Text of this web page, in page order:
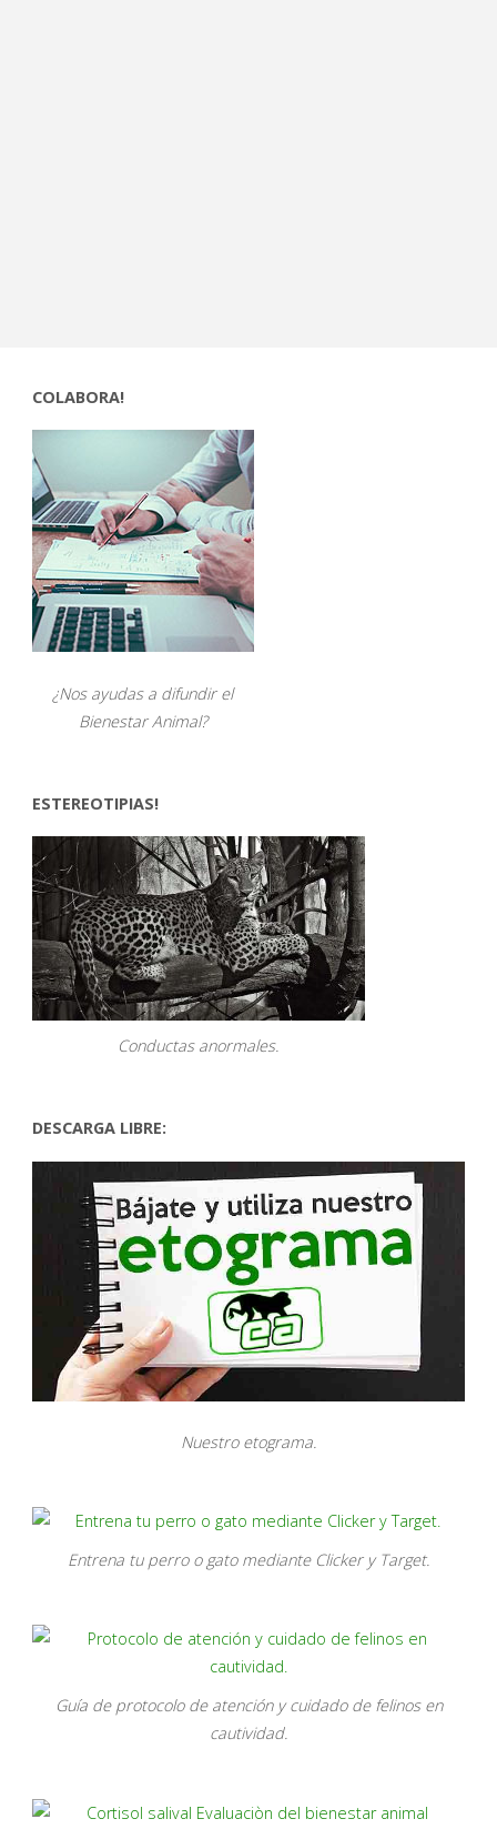
COLABORA!
¿Nos ayudas a difundir el
Bienestar Animal?
ESTEREOTIPIAS!
Conductas anormales.
DESCARGA LIBRE:
Nuestro etograma.
Entrena tu perro o gato mediante Clicker y Target.
Guía de protocolo de atención y cuidado de felinos en
cautividad.